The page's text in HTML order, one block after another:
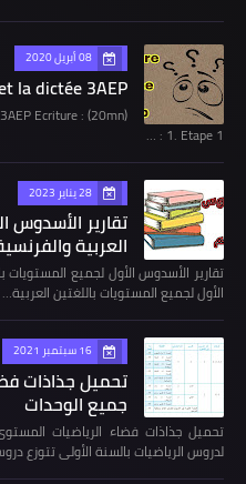
08 أبريل 2020
la dictée 3AEP
Ecriture : (20mn)
1. Etape 1 : …
28 يناير 2023
تقارير الأسدوس
العربية
تقارير الأسدوس الأول لجميع المستويات
الأول لجميع المستويات باللغتين العربية…
16 سبتمبر 2021
تحميل جذاذات
جميع الوحدات
تحميل جذاذات فضاء الرياضيات
لدروس الرياضيات بالسنة الأولى تتوزع